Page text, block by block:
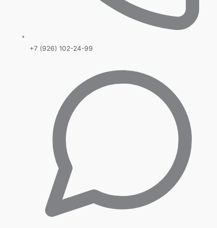
+7 (926) 102-24-99